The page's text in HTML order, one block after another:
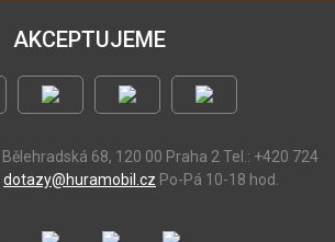
AKCEPTUJEME
Bělehradská 68, 120 00 Praha 2 Tel.: +420 724
dotazy@huramobil.cz Po-Pá 10-18 hod.